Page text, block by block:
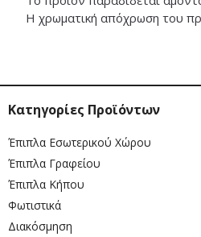
Η χρωματική απόχρωση του
Κατηγορίες Προϊόντων
Έπιπλα Εσωτερικού Χώρου
Έπιπλα Γραφείου
Έπιπλα Κήπου
Φωτιστικά
Διακόσμηση